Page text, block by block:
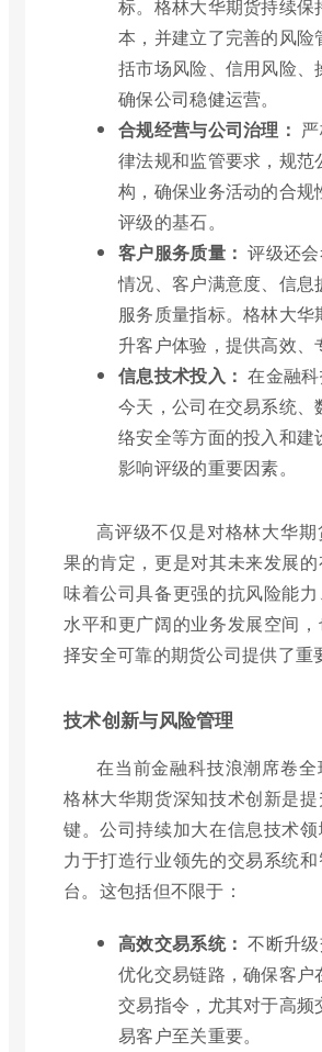
标。格林大华期货持续保
本，并建立了完善的风险
括市场风险、信用风险、
确保公司稳健运营。
合规经营与公司治理：
律法规和监管要求，规范
构，确保业务活动的合规
评级的基石。
客户服务质量： 评级还
情况、客户满意度、信息
服务质量指标。格林大华
升客户体验，提供高效、
信息技术投入： 在金融
今天，公司在交易系统、
络安全等方面的投入和建
影响评级的重要因素。
高评级不仅是对格林大华
果的肯定，更是对其未来发展
味着公司具备更强的抗风险能
水平和更广阔的业务发展空间
择安全可靠的期货公司提供了重
技术创新与风险管理
在当前金融科技浪潮席卷全
格林大华期货深知技术创新是
键。公司持续加大在信息技术
力于打造行业领先的交易系统
台。这包括但不限于：
高效交易系统： 不断升级
优化交易链路，确保客户
交易指令，尤其对于高频
易客户至关重要。